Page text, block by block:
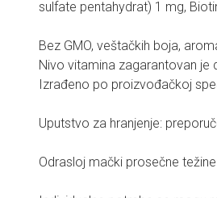
sulfate pentahydrat) 1 mg,
Bez GMO, veštačkih boja,
Nivo vitamina zagarantovan je
Izrađeno po proizvođačkoj
Uputstvo za hranjenje:
Odrasloj mački prosečne